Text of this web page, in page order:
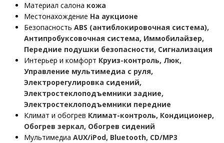
Материал салона кожа
Местонахождение На аукционе
Безопасность ABS (антиблокировочная система),
Антипробуксовочная система, Иммобилайзер,
Передние подушки безопасности, Сигнализация
Интерьер и комфорт Круиз-контроль, Люк,
Управление мультимедиа с руля,
Электрорегулировка сидений,
Электростеклоподъемники задние,
Электростеклоподъемники передние
Климат и обогрев Климат-контроль, Кондиционер,
Обогрев зеркал, Обогрев сидений
Мультимедиа AUX/iPod, Bluetooth, CD/MP3